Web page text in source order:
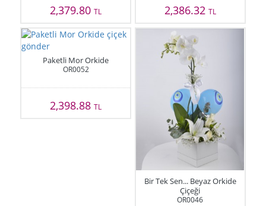
2,379.80TL 2,386.32 TL
Paketli Mor Orkide
OR0052
2,398.88TL
Bir Tek Sen... Beyaz Orkide
Çiçeği
OR0046